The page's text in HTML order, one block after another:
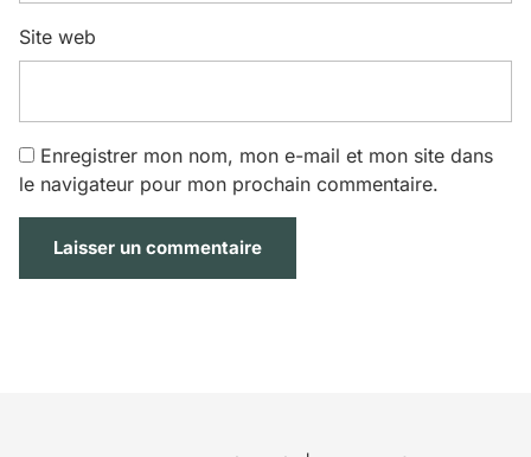
Site web
Enregistrer mon nom, mon e-mail et mon site dans
le navigateur pour mon prochain commentaire.